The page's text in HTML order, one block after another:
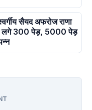
सैयद अफरोज राणा
में लगे 300 पेड़, 5000 पेड़